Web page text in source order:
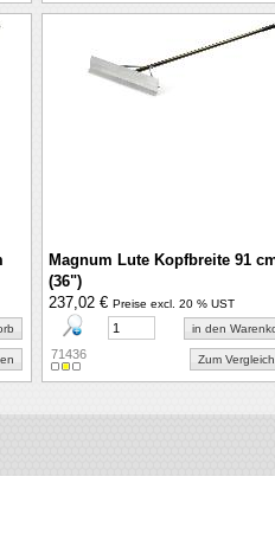
Magnum Lute Kopfbreite 91
(36")
237,02 € Preise excl. 20 % UST
in den
71436 Zum